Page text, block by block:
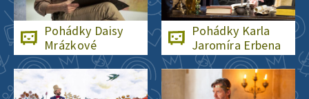
Pohádky Daisy
Mrázkové
Pohádky Karla
Jaromíra Erbena